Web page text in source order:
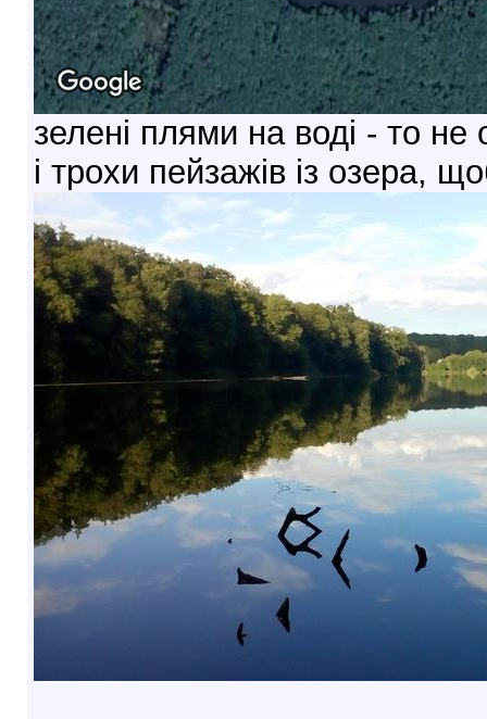
зелені плями на воді - то не
і трохи пейзажів із озера,